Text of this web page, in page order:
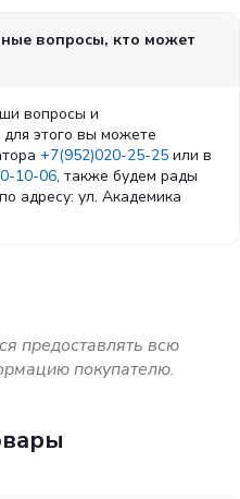
вопросы, кто может
вопросы и
этого вы можете
+7(952)020-25-25 или в
10-06, также будем рады
адресу: ул. Академика
предоставлять всю
покупателю.